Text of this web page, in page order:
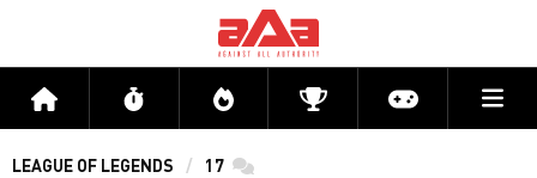
Accueil Flux Directs CompétitionsActu jeux
LEAGUE OF LEGENDS 17 commentaires